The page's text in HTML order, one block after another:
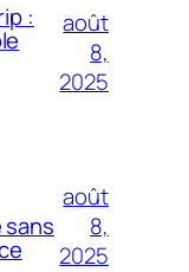
:
août
8,
2025
sans
août
8,
2025